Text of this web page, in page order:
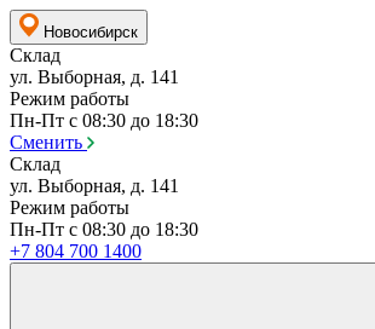
Новосибирск
Склад
ул. Выборная, д. 141
Режим работы
Пн-Пт с 08:30 до 18:30
Сменить
Склад
ул. Выборная, д. 141
Режим работы
Пн-Пт с 08:30 до 18:30
+7 804 700 1400